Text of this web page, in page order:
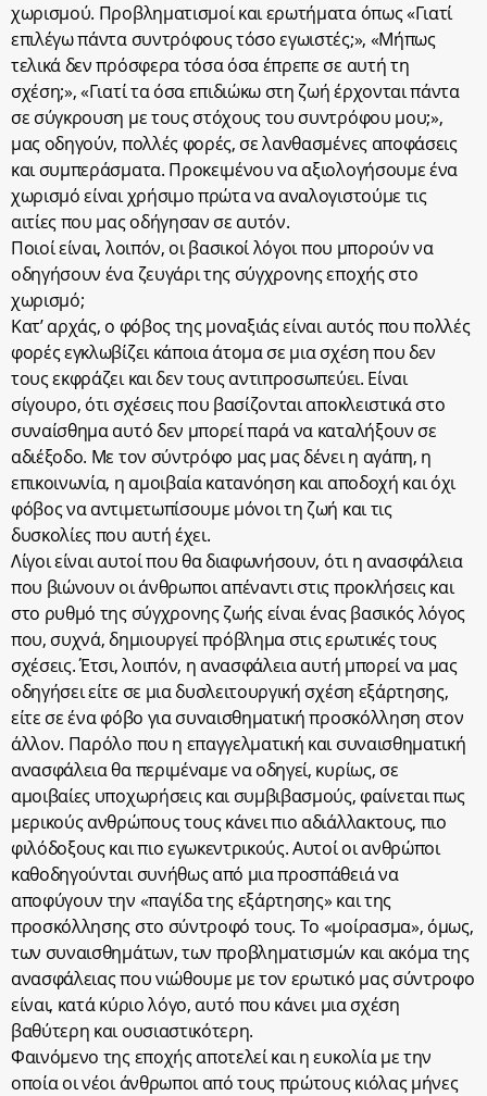
χωρισμού. Προβληματισμοί και ερωτήματα όπως «Γιατί
επιλέγω πάντα συντρόφους τόσο εγωιστές;», «Μήπως
τελικά δεν πρόσφερα τόσα όσα έπρεπε σε αυτή τη
σχέση;», «Γιατί τα όσα επιδιώκω στη ζωή έρχονται πάντα
σε σύγκρουση με τους στόχους του συντρόφου μου;»,
μας οδηγούν, πολλές φορές, σε λανθασμένες αποφάσεις
και συμπεράσματα. Προκειμένου να αξιολογήσουμε ένα
χωρισμό είναι χρήσιμο πρώτα να αναλογιστούμε τις
αιτίες που μας οδήγησαν σε αυτόν.
Ποιοί είναι, λοιπόν, οι βασικοί λόγοι που μπορούν να
οδηγήσουν ένα ζευγάρι της σύγχρονης εποχής στο
χωρισμό;
Κατ’ αρχάς, ο φόβος της μοναξιάς είναι αυτός που πολλές
φορές εγκλωβίζει κάποια άτομα σε μια σχέση που δεν
τους εκφράζει και δεν τους αντιπροσωπεύει. Είναι
σίγουρο, ότι σχέσεις που βασίζονται αποκλειστικά στο
συναίσθημα αυτό δεν μπορεί παρά να καταλήξουν σε
αδιέξοδο. Με τον σύντρόφο μας μας δένει η αγάπη, η
επικοινωνία, η αμοιβαία κατανόηση και αποδοχή και όχι
φόβος να αντιμετωπίσουμε μόνοι τη ζωή και τις
δυσκολίες που αυτή έχει.
Λίγοι είναι αυτοί που θα διαφωνήσουν, ότι η ανασφάλεια
που βιώνουν οι άνθρωποι απέναντι στις προκλήσεις και
στο ρυθμό της σύγχρονης ζωής είναι ένας βασικός λόγος
που, συχνά, δημιουργεί πρόβλημα στις ερωτικές τους
σχέσεις. Έτσι, λοιπόν, η ανασφάλεια αυτή μπορεί να μας
οδηγήσει είτε σε μια δυσλειτουργική σχέση εξάρτησης,
είτε σε ένα φόβο για συναισθηματική προσκόλληση στον
άλλον. Παρόλο που η επαγγελματική και συναισθηματική
ανασφάλεια θα περιμέναμε να οδηγεί, κυρίως, σε
αμοιβαίες υποχωρήσεις και συμβιβασμούς, φαίνεται πως
μερικούς ανθρώπους τους κάνει πιο αδιάλλακτους, πιο
φιλόδοξους και πιο εγωκεντρικούς. Αυτοί οι ανθρώποι
καθοδηγούνται συνήθως από μια προσπάθειά να
αποφύγουν την «παγίδα της εξάρτησης» και της
προσκόλλησης στο σύντροφό τους. Το «μοίρασμα», όμως,
των συναισθημάτων, των προβληματισμών και ακόμα της
ανασφάλειας που νιώθουμε με τον ερωτικό μας σύντροφο
είναι, κατά κύριο λόγο, αυτό που κάνει μια σχέση
βαθύτερη και ουσιαστικότερη.
Φαινόμενο της εποχής αποτελεί και η ευκολία με την
οποία οι νέοι άνθρωποι από τους πρώτους κιόλας μήνες